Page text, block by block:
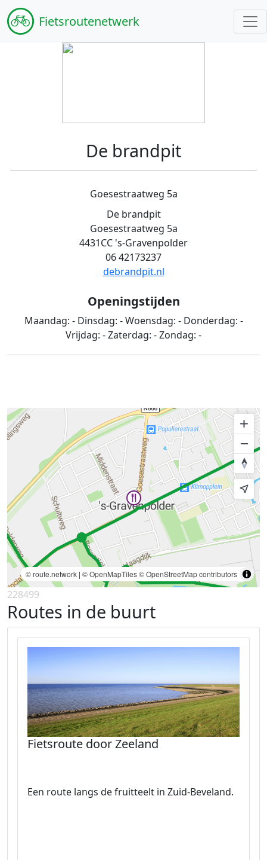
Fietsroutenetwerk
De brandpit
Goesestraatweg 5a
De brandpit
Goesestraatweg 5a
4431CC 's-Gravenpolder
06 42173237
debrandpit.nl
Openingstijden
Maandag: - Dinsdag: -Woensdag: - Donderdag: -
Vrijdag: -Zaterdag: -Zondag: -
© route.network | © OpenMapTiles© OpenStreetMap contributors
228499
Routes in de buurt
Fietsroute door Zeeland
Een route langs de fruitteelt in Zuid-Beveland.